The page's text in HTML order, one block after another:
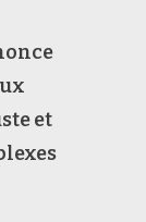
et